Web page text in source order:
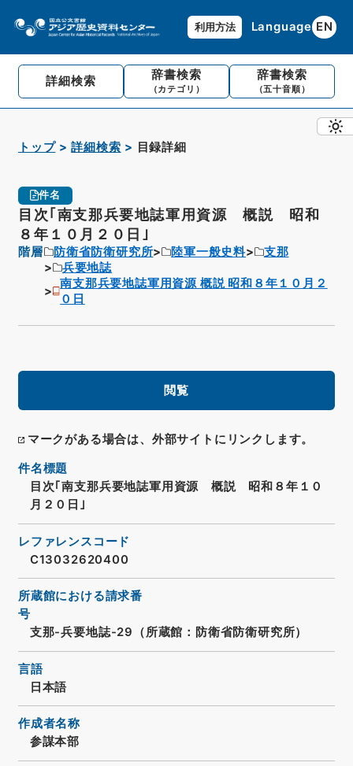
利用方法 Language EN
詳細検索 辞書検索
（カテゴリ）
辞書検索
（五十音順）
トップ 詳細検索 目録詳細
件名
目次｢南支那兵要地誌軍用資源 概説 昭和
８年１０月２０日｣
階層 防衛省防衛研究所 陸軍一般史料
支那
兵要地誌
南支那兵要地誌軍用資源 概説 昭和８年１０月２
０日
閲覧
マークがある場合は、外部サイトにリンクします。
件名標題
目次｢南支那兵要地誌軍用資源 概説 昭和８年１０
月２０日｣
レファレンスコード
C13032620400
所蔵館における請求番
号
支那-兵要地誌-29（所蔵館：防衛省防衛研究所）
言語
日本語
作成者名称
参謀本部